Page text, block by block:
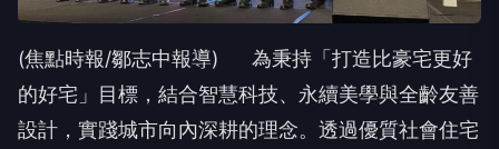
(焦點時報/鄒志中報導) 為秉持「打造比豪宅更好
的好宅」目標，結合智慧科技、永續美學與全齡友善
設計，實踐城市向內深耕的理念。透過優質社會住宅